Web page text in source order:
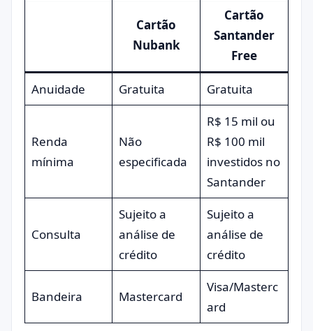
Cartão
Nubank
Cartão
Santander
Free
Anuidade Gratuita Gratuita
Renda
mínima
Não
especificada
R$ 15 mil ou
R$ 100 mil
investidos no
Santander
Consulta
Sujeito a
análise de
crédito
Sujeito a
análise de
crédito
Bandeira Mastercard
Visa/Masterc
ard